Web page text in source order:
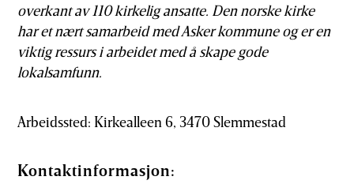
overkant av 110 kirkelig ansatte. Den norske kirke
har et nært samarbeid med Asker kommune og er en
viktig ressurs i arbeidet med å skape gode
lokalsamfunn.
Arbeidssted: Kirkealleen 6, 3470 Slemmestad
Kontaktinformasjon: